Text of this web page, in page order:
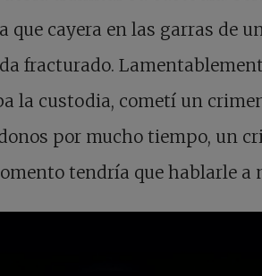
que cayera en las garras de
fracturado.
la custodia, cometí un
por mucho tiempo, un
tendría que hablarle a